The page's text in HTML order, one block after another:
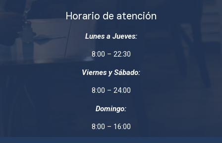
Horario de atención
Lunes a Jueves:
8:00 – 22:30
Viernes y Sábado:
8:00 – 24:00
Domingo:
8:00 – 16:00